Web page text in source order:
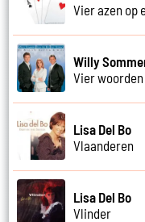
Vier azen op
Willy
Vier woorden
Lisa Del Bo
Vlaanderen
Lisa Del Bo
Vlinder